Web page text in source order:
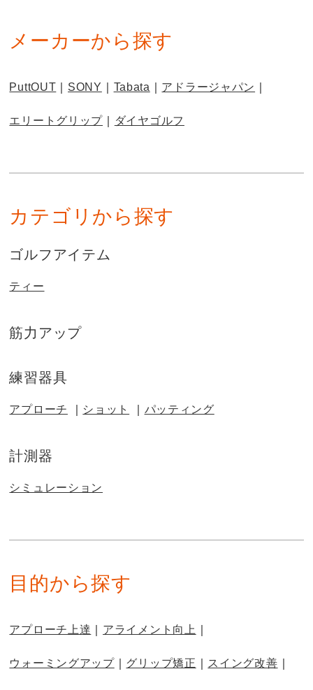
メーカーから探す
PuttOUT SONY Tabata アドラージャパン
エリートグリップ ダイヤゴルフ
カテゴリから探す
ゴルフアイテム
ティー
筋力アップ
練習器具
アプローチ ショット パッティング
計測器
シミュレーション
目的から探す
アプローチ上達 アライメント向上
ウォーミングアップ グリップ矯正 スイング改善